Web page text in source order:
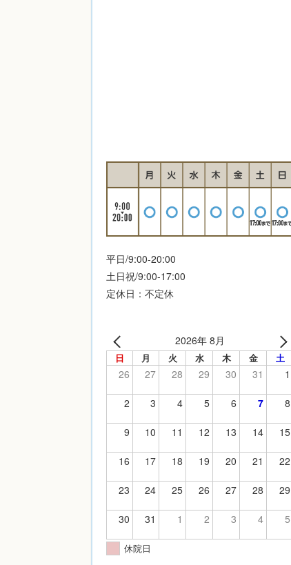
平日/9:00-20:00
土日祝/9:00-17:00
定休日：不定休
2026年 8月
日 月 火 水 木 金 土
26 27 28 29 30 31 1
2 3 4 5 6 7 8
9 10 11 12 13 14 15
16 17 18 19 20 21 22
23 24 25 26 27 28 29
30 31 1 2 3 4 5
休院日